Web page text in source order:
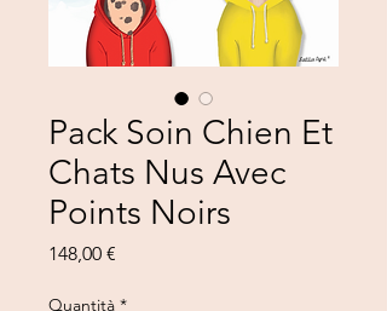
Pack Soin Chien Et
Chats Nus Avec
Points Noirs
148,00 €
Quantità *